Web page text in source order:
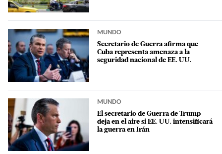
MUNDO
Secretario de Guerra afirma que
Cuba representa amenaza a la
seguridad nacional de EE. UU.
MUNDO
El secretario de Guerra de Trump
deja en el aire si EE. UU. intensificará
la guerra en Irán